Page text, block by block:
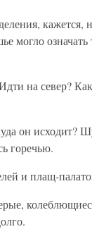
кажется,
могло
на север?
он исходит?
горечью.
и плащ-